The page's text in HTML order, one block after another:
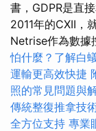
書，GDPR是直
2011年的CXII，
Netrise作為數據
怕什麼？了解白
運輸更高效快捷
照的常見問題與
傳統整復推拿技
全方位支持 專業